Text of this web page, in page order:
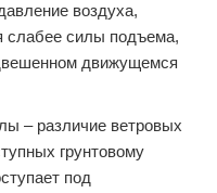
воздуха,
слабее силы подъема,
движущемся
– различие ветровых
грунтовому
под